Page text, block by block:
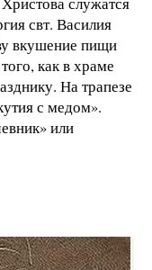
свт. Василия
вкушение пищи
как в храме
На трапезе
с медом».
или